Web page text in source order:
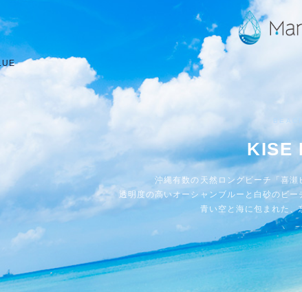
KISE
沖縄有数の天然ロングビーチ「喜
透明度の高いオーシャンブルーと白砂のビ
青い空と海に包まれた、